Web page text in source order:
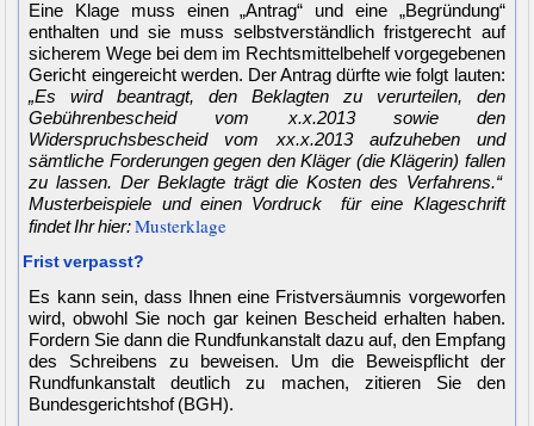
Eine Klage muss einen „Antrag“ und eine „Begründung“
enthalten und sie muss selbstverständlich fristgerecht auf
sicherem Wege bei dem im Rechtsmittelbehelf vorgegebenen
Gericht eingereicht werden. Der Antrag dürfte wie folgt lauten:
„Es wird beantragt, den Beklagten zu verurteilen, den
Gebührenbescheid vom x.x.2013 sowie den
Widerspruchsbescheid vom xx.x.2013 aufzuheben und
sämtliche Forderungen gegen den Kläger (die Klägerin) fallen
zu lassen. Der Beklagte trägt die Kosten des Verfahrens.“
Musterbeispiele und einen Vordruck für eine Klageschrift
findet Ihr hier:Musterklage
Frist verpasst?
Es kann sein, dass Ihnen eine Fristversäumnis vorgeworfen
wird, obwohl Sie noch gar keinen Bescheid erhalten haben.
Fordern Sie dann die Rundfunkanstalt dazu auf, den Empfang
des Schreibens zu beweisen. Um die Beweispflicht der
Rundfunkanstalt deutlich zu machen, zitieren Sie den
Bundesgerichtshof (BGH).